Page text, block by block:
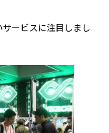
ービスに注目しまし